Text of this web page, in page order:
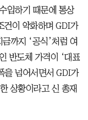
입하기 때문에 통상
건이 악화하며 GDI가
까지 ‘공식’처럼 여
반도체 가격이 ‘대표
을 넘어서면서 GDI가
상황이라고 신 총재